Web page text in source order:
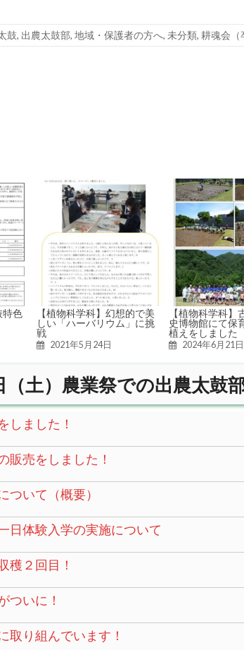
鼓, 出農太鼓部, 地域・保護者の方へ, 未分類, 耕魂会（
特色
【植物科学科】幻想的で美
しい「ハーバリウム」に挑
戦
2021年5月24日
【植物科学科】
史博物館にて保
植えをしました
2024年6月21日
（土）農業祭での出農太鼓
しました！
販売をしました！
ついて（概要）
日体験入学の実施について
穫２回目！
ついに！
取り組んでいます！